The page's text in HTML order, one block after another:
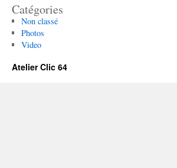
Catégories
Non classé
Photos
Video
Atelier Clic 64